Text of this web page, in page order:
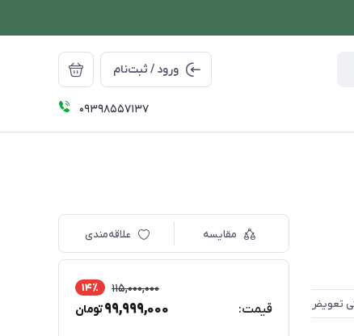
ورود / ثبت‌نام
09398557137
مقایسه علاقه‌مندی
قیمت:
115,000,000 14٪
99,999,000تومان